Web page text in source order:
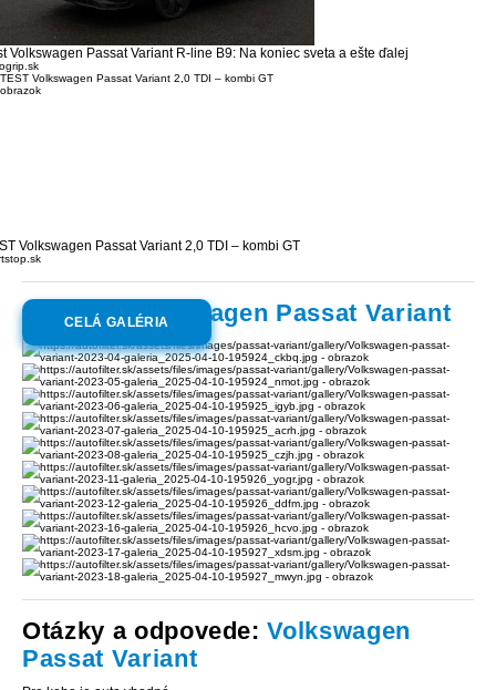
Volkswagen Passat Variant R-line B9: Na koniec sveta a ešte ďalej
Volkswagen Passat Variant 2,0 TDI – kombi GT
Galéria:Volkswagen Passat Variant
CELÁ GALÉRIA
Otázky a odpovede:Volkswagen
Passat Variant